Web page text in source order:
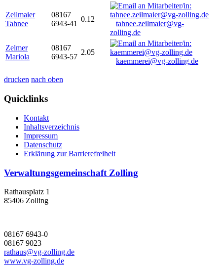
Zeilmaier
Tahnee
08167
6943-41
0.12
tahnee.zeilmaier@vg-
zolling.de
Zelmer
Mariola
08167
6943-57
2.05
kaemmerei@vg-zolling.de
drucken nach oben
Quicklinks
Kontakt
Inhaltsverzeichnis
Impressum
Datenschutz
Erklärung zur Barrierefreiheit
Verwaltungsgemeinschaft Zolling
Rathausplatz 1
85406 Zolling
08167 6943-0
08167 9023
rathaus@vg-zolling.de
www.vg-zolling.de